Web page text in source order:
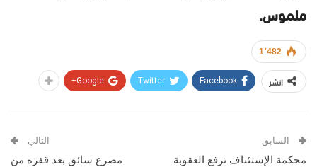
ملموس.
1٬482
انشر Facebook
Twitter
Google+
السابق
محكمة الإستئناف ترفع العقوبة
التالي
مصرع سائق بعد قفزه من